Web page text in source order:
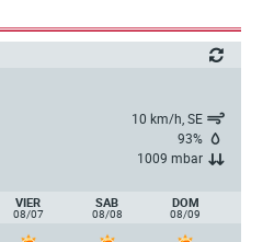
10 km/h, SE
93%
1009 mbar
VIER
08/07
SAB
08/08
DOM
08/09